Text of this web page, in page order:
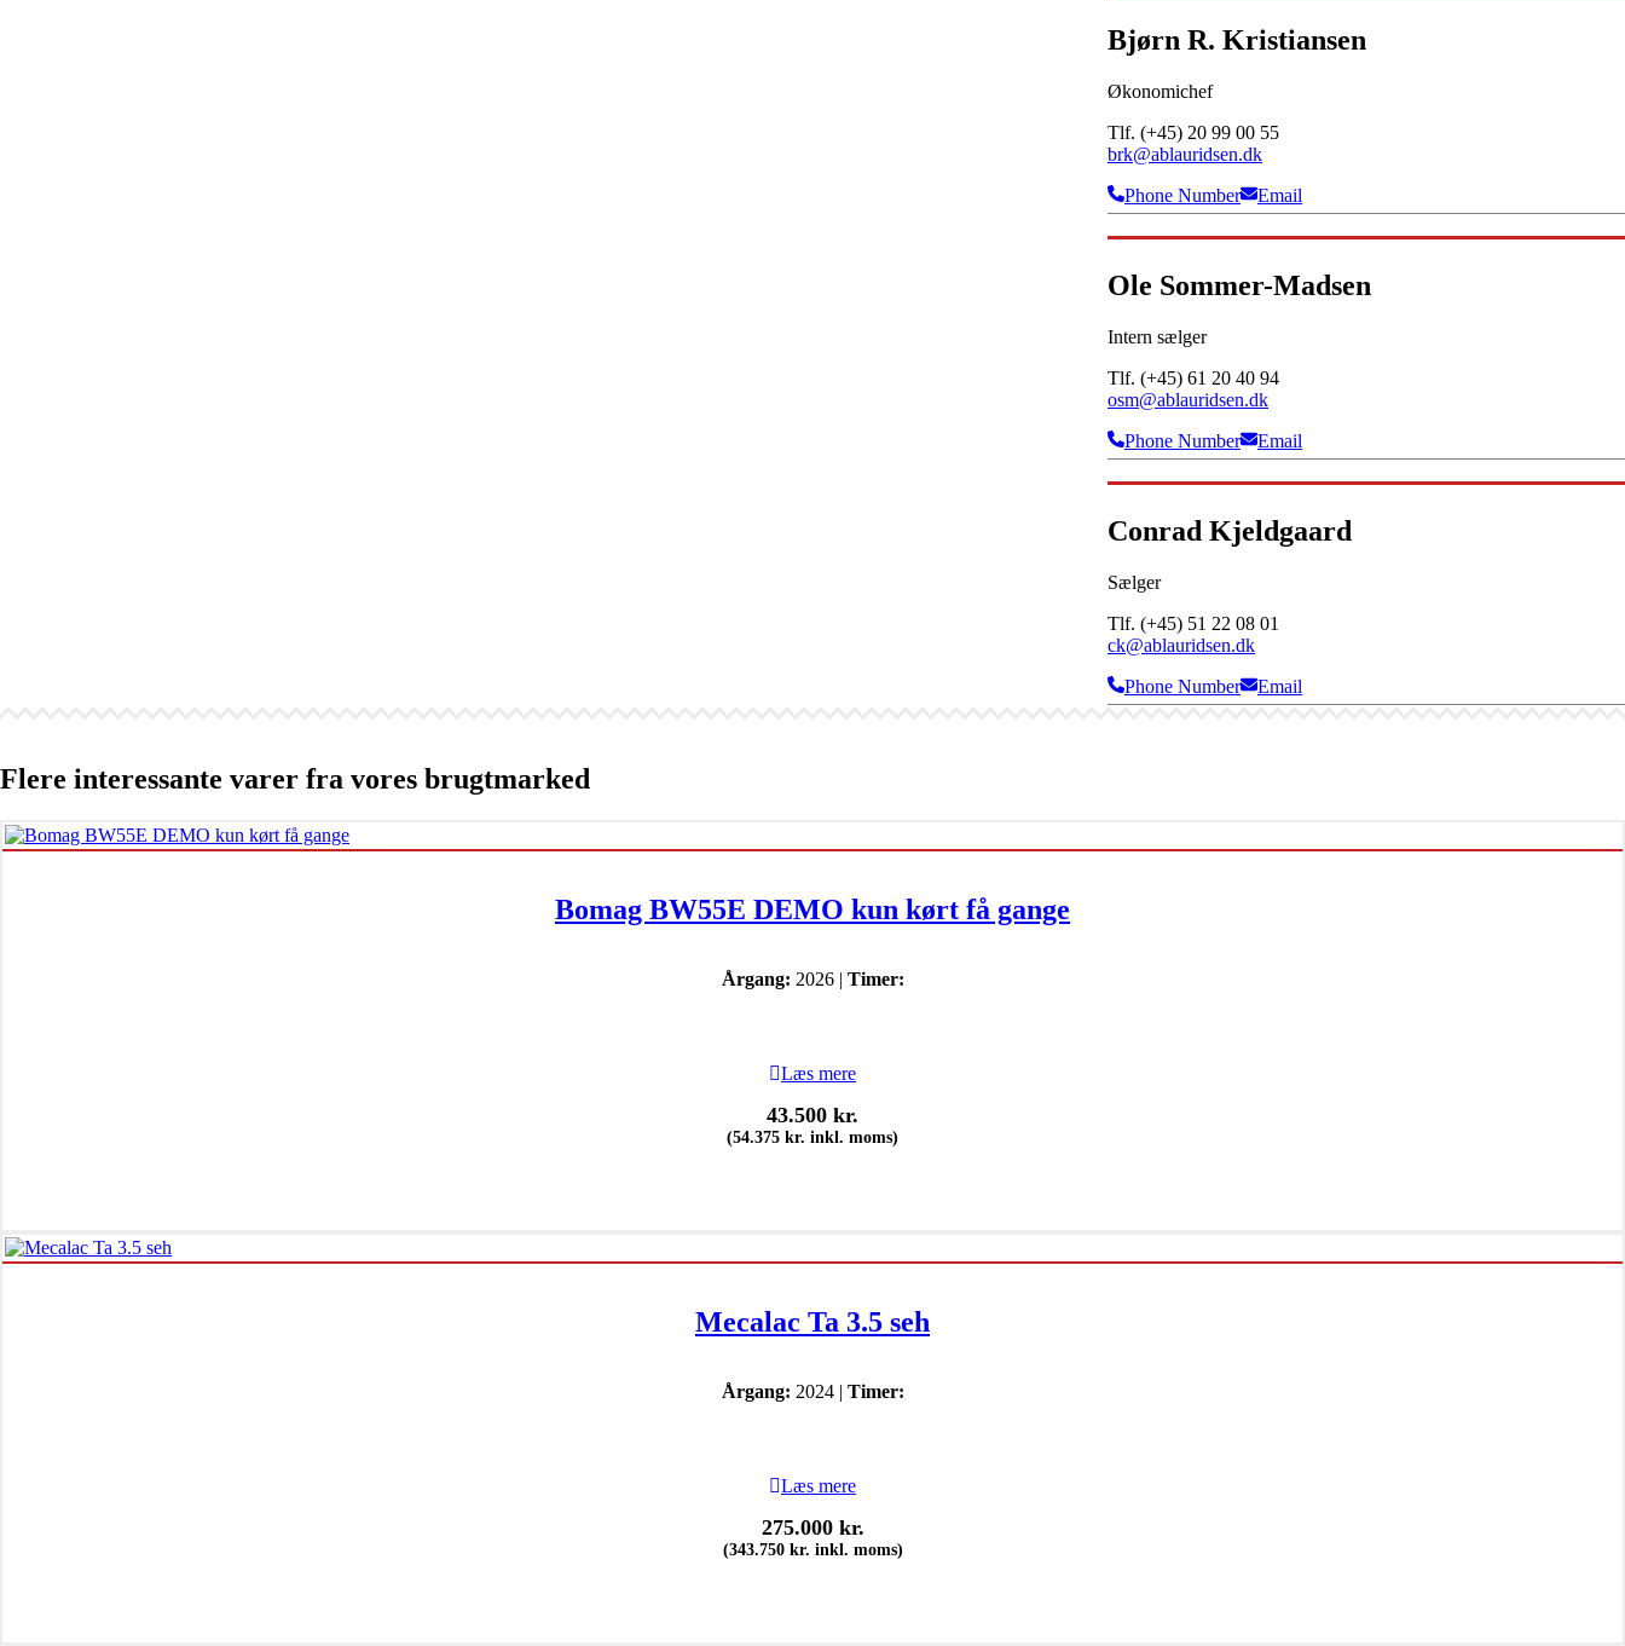
Bjørn R. Kristiansen
Økonomichef
Tlf. (+45) 20 99 00 55
brk@ablauridsen.dk
Phone Number
Email
Ole Sommer-Madsen
Intern sælger
Tlf. (+45) 61 20 40 94
osm@ablauridsen.dk
Phone Number
Email
Conrad Kjeldgaard
Sælger
Tlf. (+45) 51 22 08 01
ck@ablauridsen.dk
Phone Number
Email
Flere interessante varer fra vores brugtmarked
Bomag BW55E DEMO kun kørt få gange
Årgang: 2026 | Timer:
Læs mere
43.500 kr.
(54.375 kr. inkl. moms)
Mecalac Ta 3.5 seh
Årgang: 2024 | Timer:
Læs mere
275.000 kr.
(343.750 kr. inkl. moms)